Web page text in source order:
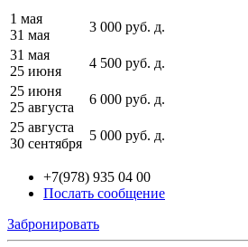
1 мая
31 мая
3 000 руб. д.
31 мая
25 июня
4 500 руб. д.
25 июня
25 августа
6 000 руб. д.
25 августа
30 сентября
5 000 руб. д.
+7(978) 935 04 00
Послать сообщение
Забронировать